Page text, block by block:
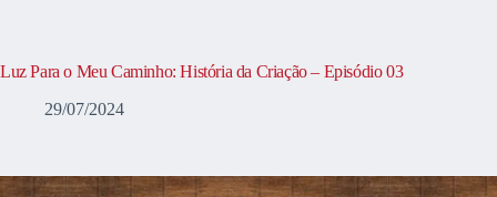
Luz Para o Meu Caminho: História da Criação – Episódio 03
29/07/2024